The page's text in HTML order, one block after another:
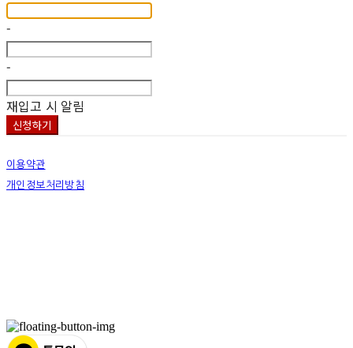
-
-
재입고 시 알림
신청하기
이용약관
개인정보처리방침